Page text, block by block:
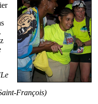
François)